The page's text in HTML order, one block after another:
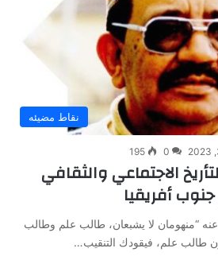
نقاط مضيئه
0
195
الاجتماعي والثقافي
أفريقيا
“منهومان لا يشبعان، طالب علم وطالب
طالب علم، فيقودك التنقيب…